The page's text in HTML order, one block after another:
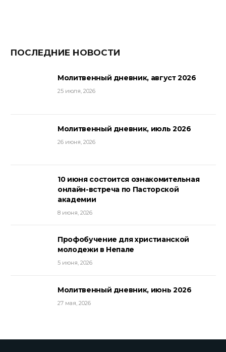
ПОСЛЕДНИЕ НОВОСТИ
Молитвенный дневник, август 2026
25 июля, 2026
Молитвенный дневник, июль 2026
26 июня, 2026
10 июня состоится ознакомительная
онлайн-встреча по Пасторской
академии
8 июня, 2026
Профобучение для христианской
молодежи в Непале
5 июня, 2026
Молитвенный дневник, июнь 2026
27 мая, 2026